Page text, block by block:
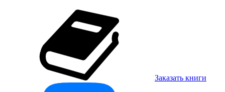
Заказать книги